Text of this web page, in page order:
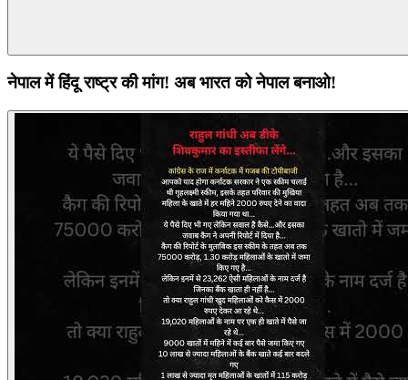
नेपाल में हिंदू राष्ट्र की मांग! अब भारत को नेपाल बनाओ!